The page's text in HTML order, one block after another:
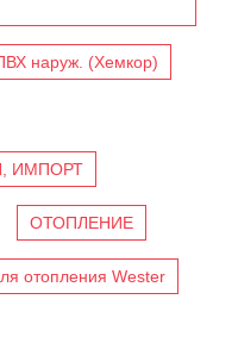
наруж. (Хемкор)
ИМПОРТ
ОТОПЛЕНИЕ
отопления Wester